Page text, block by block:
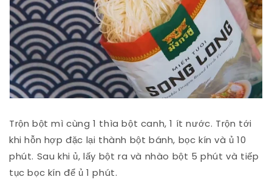
Trộn bột mì cùng 1 thìa bột canh, 1 ít nước. Trộn tới
khi hỗn hợp đặc lại thành bột bánh, bọc kín và ủ 10
phút. Sau khi ủ, lấy bột ra và nhào bột 5 phút và tiếp
tục bọc kín để ủ 1 phút.